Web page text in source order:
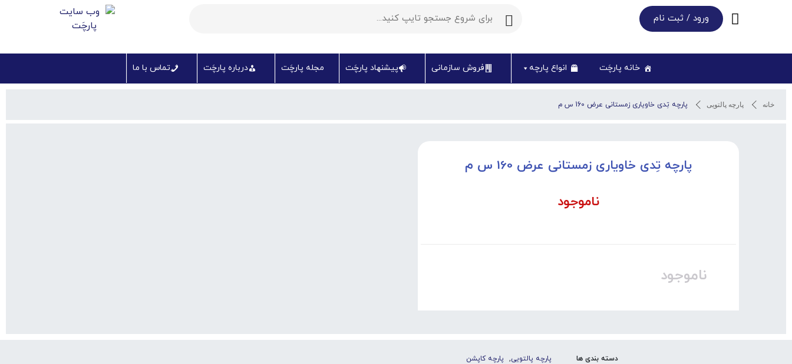
ورود / ثبت نام
خانه پارچَت انواع پارچه فروش سازمانی پیشنهاد پارچَت مجله پارچَت درباره پارچَت تماس با ما
خانه پارچه پالتویی پارچه تِدی خاویاری زمستانی عرض 160 س م
پارچه تِدی خاویاری زمستانی عرض 160 س م
ناموجود
ناموجود
دسته بندی ها پارچه پالتویی, پارچه کاپشن